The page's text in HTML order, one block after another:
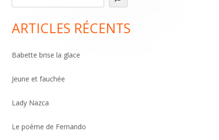
Sidebar
e
h
c
e
ARTICLES RÉCENTS
Babette brise la glace
Jeune et fauchée
Lady Nazca
Le poème de Fernando